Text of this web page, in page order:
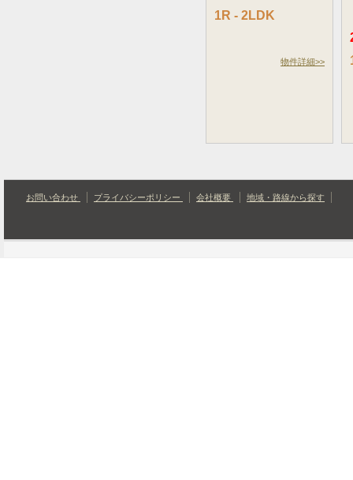
1R - 2LDK
物件詳細>>
お問い合わせ プライバシーポリシー 会社概要 地域・路線から探す